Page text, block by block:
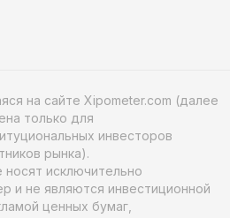
на сайте Xipometer.com (далее
только для
инвесторов
рынка).
исключительно
и не являются инвестиционной
ценных бумаг,